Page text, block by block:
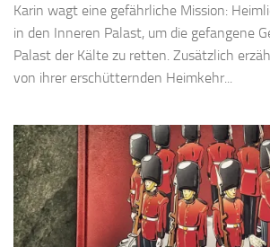
Karin wagt eine gefährliche Mission:
in den Inneren Palast, um die gefangene
Palast der Kälte zu retten. Zusätzlich
von ihrer erschütternden Heimkehr...